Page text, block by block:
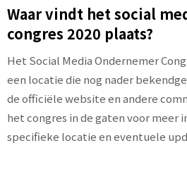
Waar vindt het social
congres 2020 plaats?
Het Social Media Ondernemer
een locatie die nog nader
de officiële website en andere
het congres in de gaten voor meer
specifieke locatie en eventuele